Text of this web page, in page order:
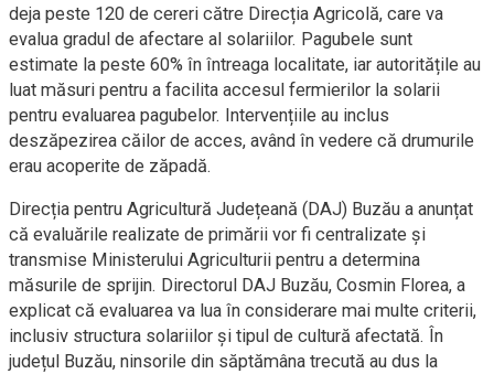
deja peste 120 de cereri către Direcția Agricolă, care va
evalua gradul de afectare al solariilor. Pagubele sunt
estimate la peste 60% în întreaga localitate, iar autoritățile au
luat măsuri pentru a facilita accesul fermierilor la solarii
pentru evaluarea pagubelor. Intervențiile au inclus
deszăpezirea căilor de acces, având în vedere că drumurile
erau acoperite de zăpadă.
Direcția pentru Agricultură Județeană (DAJ) Buzău a anunțat
că evaluările realizate de primării vor fi centralizate și
transmise Ministerului Agriculturii pentru a determina
măsurile de sprijin. Directorul DAJ Buzău, Cosmin Florea, a
explicat că evaluarea va lua în considerare mai multe criterii,
inclusiv structura solariilor și tipul de cultură afectată. În
județul Buzău, ninsorile din săptămâna trecută au dus la